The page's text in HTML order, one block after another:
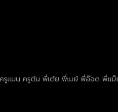
แมน ครูต้น พี่เต้ย พี่เมย์ พี่อ๊อด พี่แ